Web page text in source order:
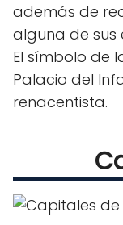
además de
alguna de sus
El símbolo de
Palacio del
renacentista.